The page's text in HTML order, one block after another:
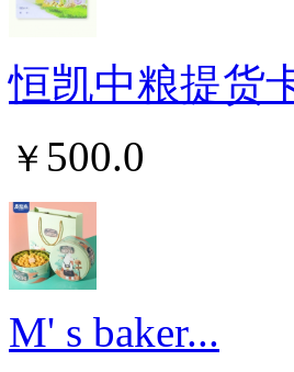
恒凯中粮提货
￥ 500.0
M' s baker...